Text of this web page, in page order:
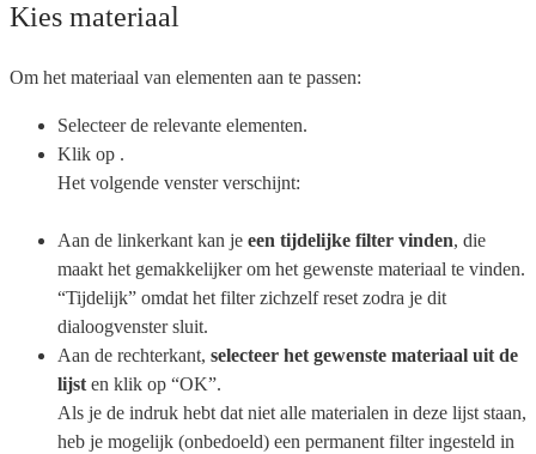
Kies materiaal
Om het materiaal van elementen aan te passen:
Selecteer de relevante elementen.
Klik op .
Het volgende venster verschijnt:
Aan de linkerkant kan je een tijdelijke filter vinden, die
maakt het gemakkelijker om het gewenste materiaal te vinden.
“Tijdelijk” omdat het filter zichzelf reset zodra je dit
dialoogvenster sluit.
Aan de rechterkant, selecteer het gewenste materiaal uit de
lijst en klik op “OK”.
Als je de indruk hebt dat niet alle materialen in deze lijst staan,
heb je mogelijk (onbedoeld) een permanent filter ingesteld in